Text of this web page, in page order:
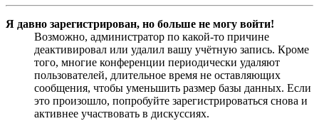
Я давно зарегистрирован, но больше не могу войти!
Возможно, администратор по какой-то причине
деактивировал или удалил вашу учётную запись. Кроме
того, многие конференции периодически удаляют
пользователей, длительное время не оставляющих
сообщения, чтобы уменьшить размер базы данных. Если
это произошло, попробуйте зарегистрироваться снова и
активнее участвовать в дискуссиях.